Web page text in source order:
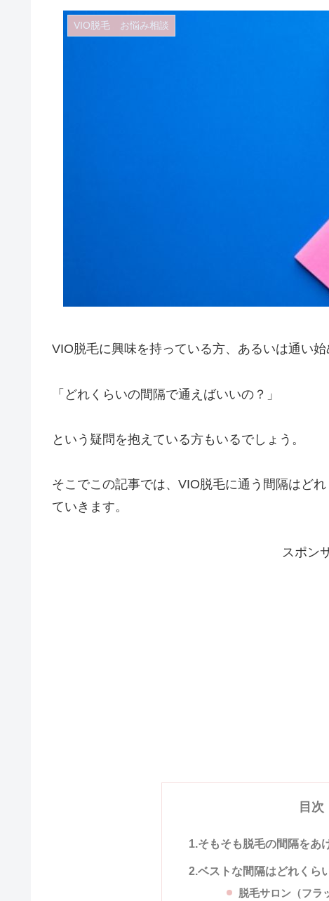
VIO脱毛 お悩み相談
VIO脱毛に興味を持っている方、あるいは通い始
「どれくらいの間隔で通えばいいの？」
という疑問を抱えている方もいるでしょう。
そこでこの記事では、VIO脱毛に通う間隔はど
ていきます。
スポン
目次
1.そもそも脱毛の間隔をあ
2.ベストな間隔はどれくら
脱毛サロン（フラ